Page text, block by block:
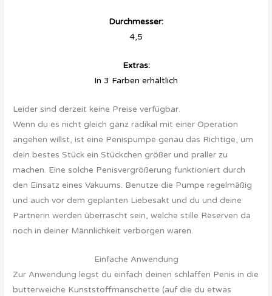
Durchmesser:
4,5
Extras:
In 3 Farben erhältlich
Leider sind derzeit keine Preise verfügbar.
Wenn du es nicht gleich ganz radikal mit einer Operation
angehen willst, ist eine Penispumpe genau das Richtige, um
dein bestes Stück ein Stückchen größer und praller zu
machen. Eine solche Penisvergrößerung funktioniert durch
den Einsatz eines Vakuums. Benutze die Pumpe regelmäßig
und auch vor dem geplanten Liebesakt und du und deine
Partnerin werden überrascht sein, welche stille Reserven da
noch in deiner Männlichkeit verborgen waren.
Einfache Anwendung
Zur Anwendung legst du einfach deinen schlaffen Penis in die
butterweiche Kunststoffmanschette (auf die du etwas